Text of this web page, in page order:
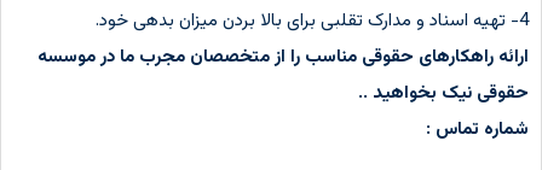
4- تهیه اسناد و مدارک تقلبی برای بالا بردن میزان بدهی خود.
ارائه راهکارهای حقوقی مناسب را از متخصصان مجرب ما در موسسه
حقوقی نیک بخواهید ..
شماره تماس :